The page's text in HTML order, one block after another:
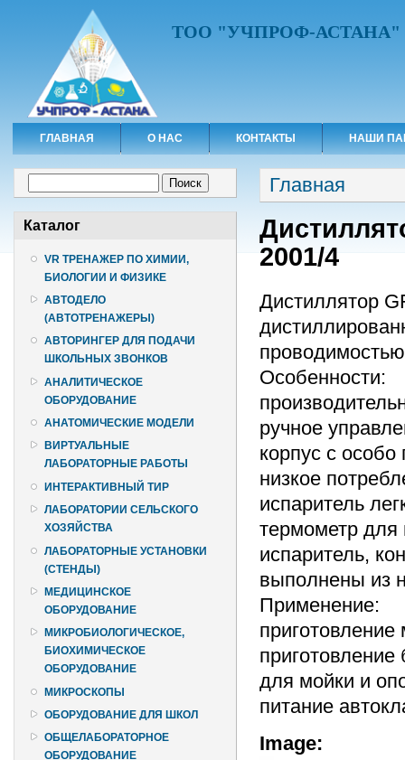
ТОО "УЧПРОФ-АСТАНА"
ГЛАВНАЯ О НАС КОНТАКТЫ НАШИ
Каталог
VR ТРЕНАЖЕР ПО ХИМИИ,
БИОЛОГИИ И ФИЗИКЕ
АВТОДЕЛО
(АВТОТРЕНАЖЕРЫ)
АВТОРИНГЕР ДЛЯ ПОДАЧИ
ШКОЛЬНЫХ ЗВОНКОВ
АНАЛИТИЧЕСКОЕ
ОБОРУДОВАНИЕ
АНАТОМИЧЕСКИЕ МОДЕЛИ
ВИРТУАЛЬНЫЕ
ЛАБОРАТОРНЫЕ РАБОТЫ
ИНТЕРАКТИВНЫЙ ТИР
ЛАБОРАТОРИИ СЕЛЬСКОГО
ХОЗЯЙСТВА
ЛАБОРАТОРНЫЕ УСТАНОВКИ
(СТЕНДЫ)
МЕДИЦИНСКОЕ
ОБОРУДОВАНИЕ
МИКРОБИОЛОГИЧЕСКОЕ,
БИОХИМИЧЕСКОЕ
ОБОРУДОВАНИЕ
МИКРОСКОПЫ
ОБОРУДОВАНИЕ ДЛЯ ШКОЛ
ОБЩЕЛАБОРАТОРНОЕ
ОБОРУДОВАНИЕ
Вы здесь
Главная
2001/4
Дистиллятор
Особенности:
ручное
корпус с
низкое
испаритель
термометр
испаритель,
выполнены из
Применение:
приготовление
для мойки и
питание
Image: